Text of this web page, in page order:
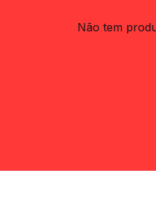
Não tem